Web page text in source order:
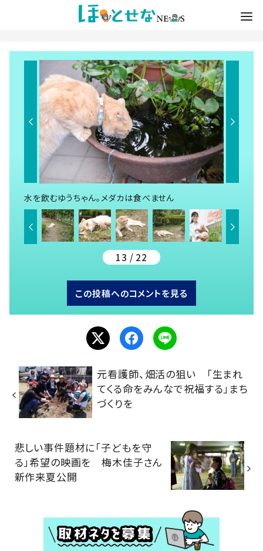
水を飲むゆうちゃん。メダカは食べません
13 / 22
この投稿へのコメントを見る
元看護師、畑活の狙い 「生まれ
てくる命をみんなで祝福する」まち
づくりを
悲しい事件題材に「子どもを守
る」希望の映画を 梅木佳子さん
新作来夏公開